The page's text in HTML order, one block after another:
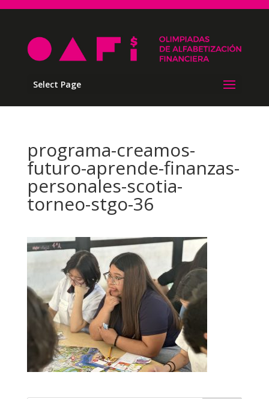
Select Page
programa-creamos-
futuro-aprende-finanzas-
personales-scotia-
torneo-stgo-36